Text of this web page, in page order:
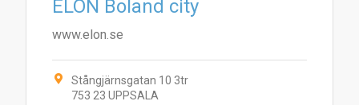
ELON Boland city
www.elon.se
Stångjärnsgatan 10 3tr
753 23 UPPSALA